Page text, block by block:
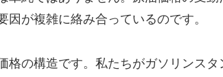
が複雑に絡み合っているのです。
格の構造です。私たちがガソリンスタ